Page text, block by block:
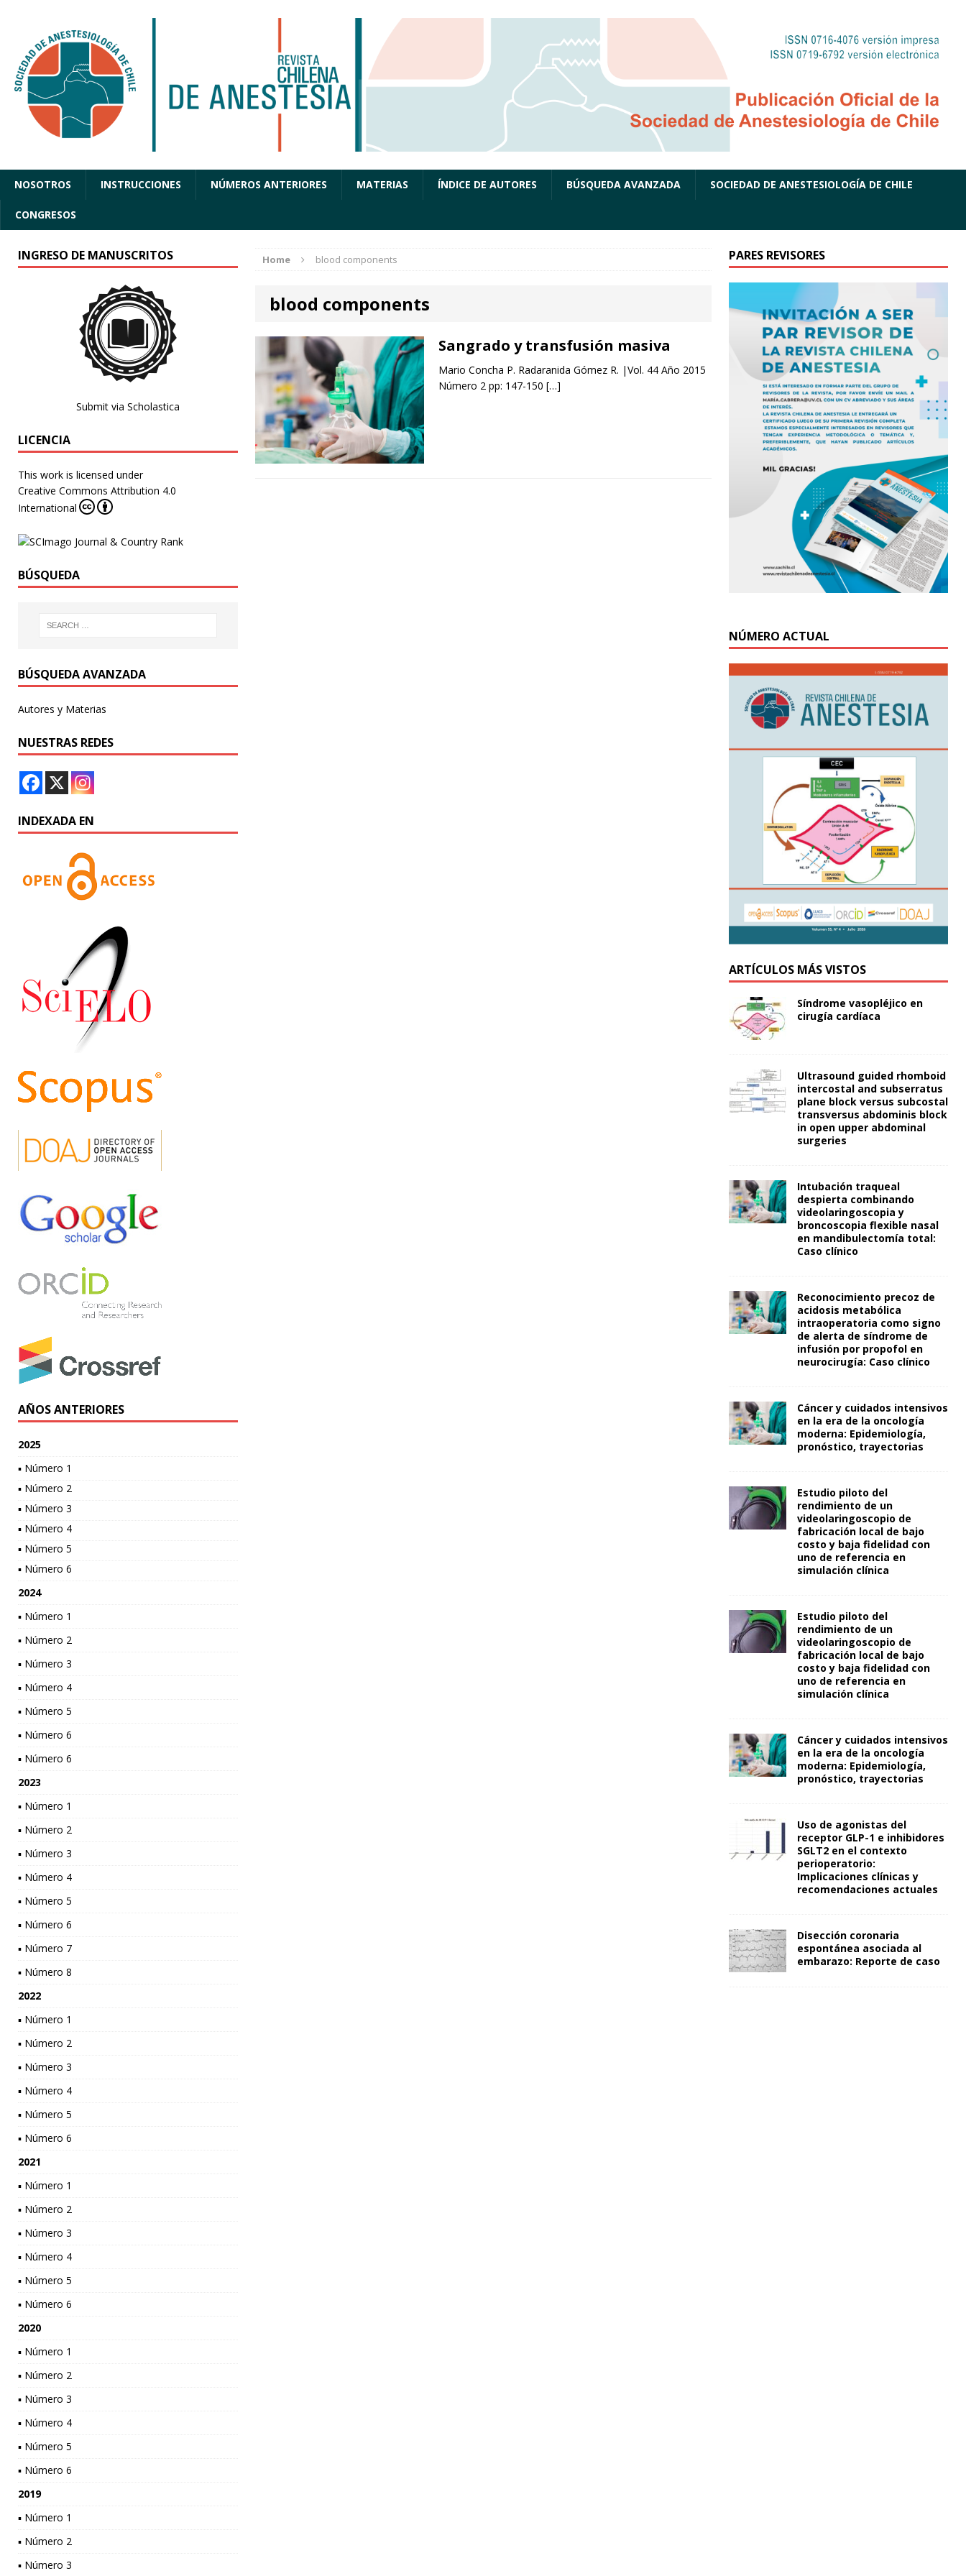
NOSOTROS INSTRUCCIONES NÚMEROS ANTERIORES MATERIAS ÍNDICE DE AUTORES BÚSQUEDA AVANZADA SOCIEDAD DE ANESTESIOLOGÍA DE CHILE
CONGRESOS
Home blood components
blood components
Sangrado y transfusión masiva
Mario Concha P. Radaranida Gómez R. |Vol. 44 Año 2015
Número 2 pp: 147-150 […]
INGRESO DE MANUSCRITOS
Submit via Scholastica
LICENCIA
This work is licensed under
Creative Commons Attribution 4.0
International
BÚSQUEDA
BÚSQUEDA AVANZADA
Autores y Materias
NUESTRAS REDES
INDEXADA EN
AÑOS ANTERIORES
2025
▪ Número 1
▪ Número 2
▪ Número 3
▪ Número 4
▪ Número 5
▪ Número 6
2024
▪ Número 1
▪ Número 2
▪ Número 3
▪ Número 4
▪ Número 5
▪ Número 6
▪ Número 6
2023
▪ Número 1
▪ Número 2
▪ Número 3
▪ Número 4
▪ Número 5
▪ Número 6
▪ Número 7
▪ Número 8
2022
▪ Número 1
▪ Número 2
▪ Número 3
▪ Número 4
▪ Número 5
▪ Número 6
2021
▪ Número 1
▪ Número 2
▪ Número 3
▪ Número 4
▪ Número 5
▪ Número 6
2020
▪ Número 1
▪ Número 2
▪ Número 3
▪ Número 4
▪ Número 5
▪ Número 6
2019
▪ Número 1
▪ Número 2
▪ Número 3
PARES REVISORES
NÚMERO ACTUAL
ARTÍCULOS MÁS VISTOS
Síndrome vasopléjico en
cirugía cardíaca
Ultrasound guided rhomboid
intercostal and subserratus
plane block versus subcostal
transversus abdominis block
in open upper abdominal
surgeries
Intubación traqueal
despierta combinando
videolaringoscopia y
broncoscopia flexible nasal
en mandibulectomía total:
Caso clínico
Reconocimiento precoz de
acidosis metabólica
intraoperatoria como signo
de alerta de síndrome de
infusión por propofol en
neurocirugía: Caso clínico
Cáncer y cuidados intensivos
en la era de la oncología
moderna: Epidemiología,
pronóstico, trayectorias
Estudio piloto del
rendimiento de un
videolaringoscopio de
fabricación local de bajo
costo y baja fidelidad con
uno de referencia en
simulación clínica
Estudio piloto del
rendimiento de un
videolaringoscopio de
fabricación local de bajo
costo y baja fidelidad con
uno de referencia en
simulación clínica
Cáncer y cuidados intensivos
en la era de la oncología
moderna: Epidemiología,
pronóstico, trayectorias
Uso de agonistas del
receptor GLP-1 e inhibidores
SGLT2 en el contexto
perioperatorio:
Implicaciones clínicas y
recomendaciones actuales
Disección coronaria
espontánea asociada al
embarazo: Reporte de caso